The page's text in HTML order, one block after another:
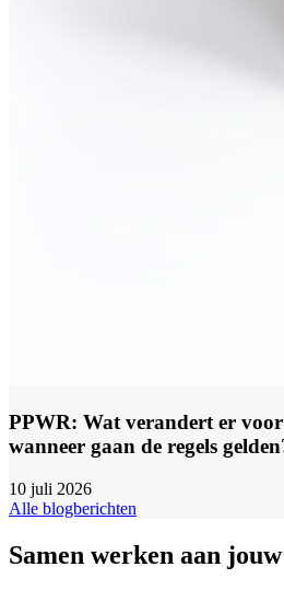
PPWR: Wat verandert er
wanneer gaan de regels
10 juli 2026
Alle blogberichten
Samen werken aan jouw